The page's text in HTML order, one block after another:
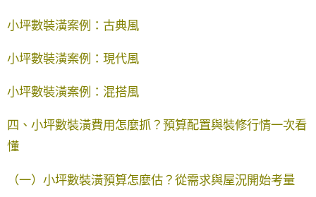
小坪數裝潢案例：古典風
小坪數裝潢案例：現代風
小坪數裝潢案例：混搭風
四、小坪數裝潢費用怎麼抓？預算配置與裝修行情一次看
懂
（一）小坪數裝潢預算怎麼估？從需求與屋況開始考量